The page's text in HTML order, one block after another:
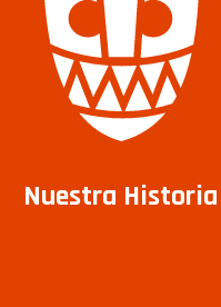
Nuestra Historia